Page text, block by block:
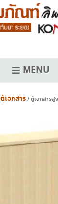
MENU
ตู้เอกสาร/ ตู้เอกสารสู